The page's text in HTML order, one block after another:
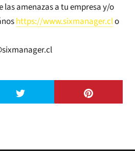
las amenazas a tu empresa y/o
https://www.sixmanager.clo